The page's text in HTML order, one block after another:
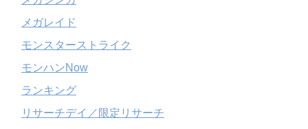
メガレイド
モンスターストライク
モンハンNow
ランキング
リサーチデイ／限定リサーチ